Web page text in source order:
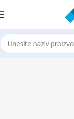
Početna Klime VIVAX